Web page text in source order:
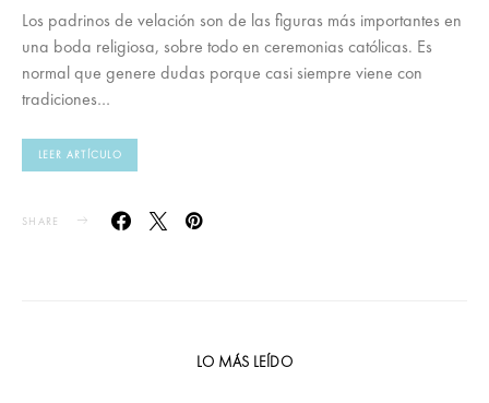
Los padrinos de velación son de las figuras más importantes en
una boda religiosa, sobre todo en ceremonias católicas. Es
normal que genere dudas porque casi siempre viene con
tradiciones…
LEER ARTÍCULO
SHARE
LO MÁS LEÍDO